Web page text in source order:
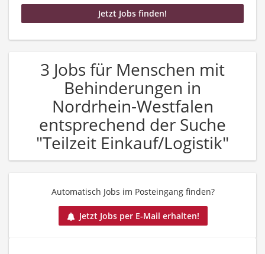
3 Jobs für Menschen mit
Behinderungen in
Nordrhein-Westfalen
entsprechend der Suche
"Teilzeit Einkauf/Logistik"
Automatisch Jobs im Posteingang finden?
Jetzt Jobs per E-Mail erhalten!